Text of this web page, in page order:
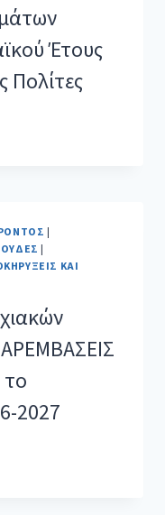
Έτους
Πολίτες
|
|
ΚΑΙ
2027